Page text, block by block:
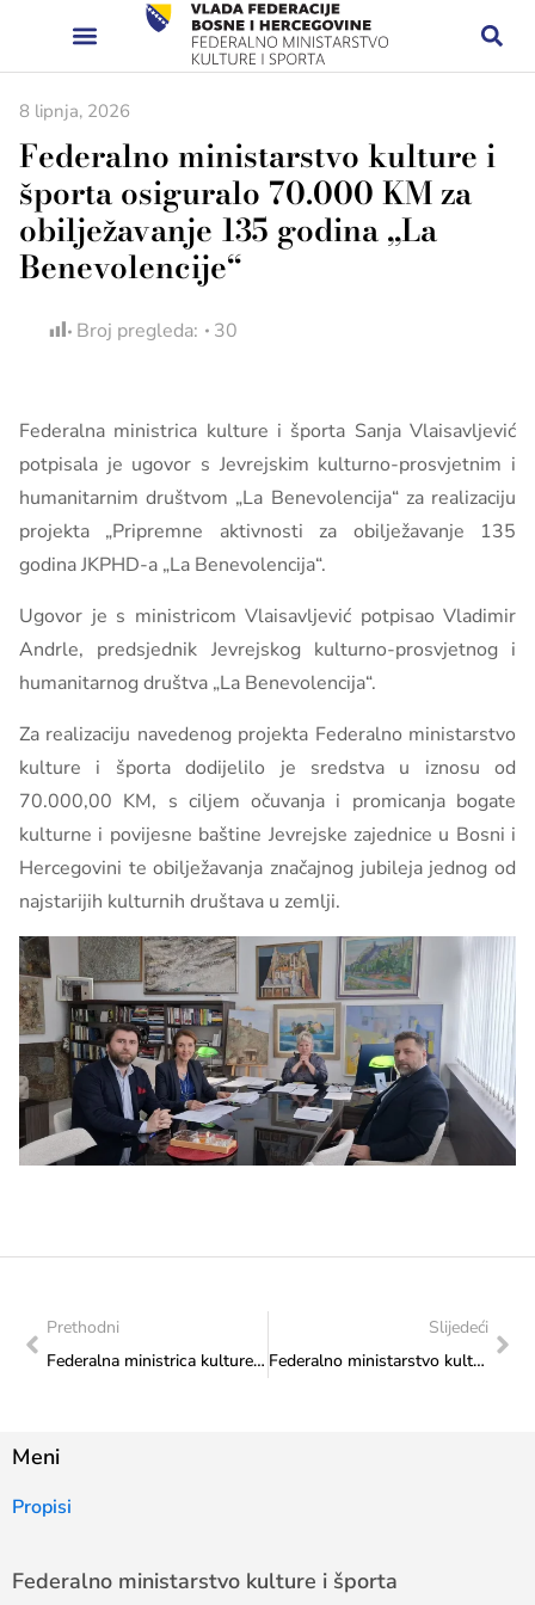
8 lipnja, 2026
Federalno ministarstvo kulture i
športa osiguralo 70.000 KM za
obilježavanje 135 godina „La
Benevolencije“
Broj pregleda: 30
Federalna ministrica kulture i športa Sanja Vlaisavljević
potpisala je ugovor s Jevrejskim kulturno-prosvjetnim i
humanitarnim društvom „La Benevolencija“ za realizaciju
projekta „Pripremne aktivnosti za obilježavanje 135
godina JKPHD-a „La Benevolencija“.
Ugovor je s ministricom Vlaisavljević potpisao Vladimir
Andrle, predsjednik Jevrejskog kulturno-prosvjetnog i
humanitarnog društva „La Benevolencija“.
Za realizaciju navedenog projekta Federalno ministarstvo
kulture i športa dodijelilo je sredstva u iznosu od
70.000,00 KM, s ciljem očuvanja i promicanja bogate
kulturne i povijesne baštine Jevrejske zajednice u Bosni i
Hercegovini te obilježavanja značajnog jubileja jednog od
najstarijih kulturnih društava u zemlji.
Prethodni
Federalna ministrica kulture i športa Sanja Vlaisavljević potpisala ugovor s Udrugom „EYELENDA“ za realizaciju projekta „Izložba XANTEA 2502.“
Slijedeći
Federalno ministarstvo kulture i športa osiguralo 60.000 KM za projekt promicanja identiteta Bošnjaka i govornika bosanskoga jezika
Meni
Propisi
Federalno ministarstvo kulture i športa